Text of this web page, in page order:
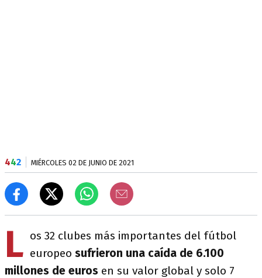
442 MIÉRCOLES 02 DE JUNIO DE 2021
L os 32 clubes más importantes del fútbol
europeo sufrieron una caída de 6.100
millones de euros en su valor global y solo 7